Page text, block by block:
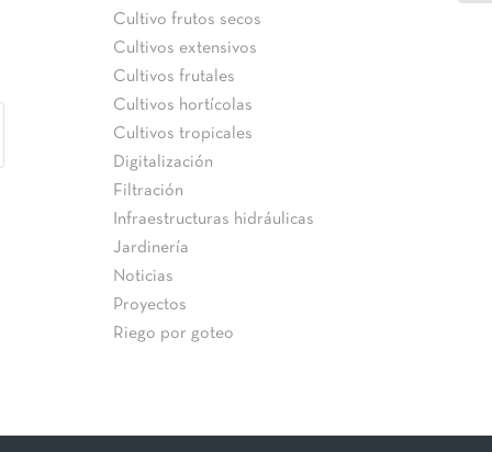
Cultivo frutos secos
Cultivos extensivos
Cultivos frutales
Cultivos hortícolas
Cultivos tropicales
Digitalización
Filtración
Infraestructuras hidráulicas
Jardinería
Noticias
Proyectos
Riego por goteo